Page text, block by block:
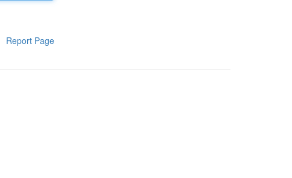
Report Page